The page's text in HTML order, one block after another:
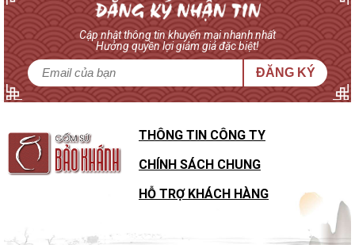
Cập nhật thông tin khuyến mại nhanh nhất
Hưởng quyền lợi giảm giá đặc biệt!
ĐĂNG KÝ
THÔNG TIN CÔNG TY
CHÍNH SÁCH CHUNG
HỖ TRỢ KHÁCH HÀNG